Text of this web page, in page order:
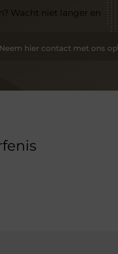
Wacht niet langer en
Neem hier contact met ons op